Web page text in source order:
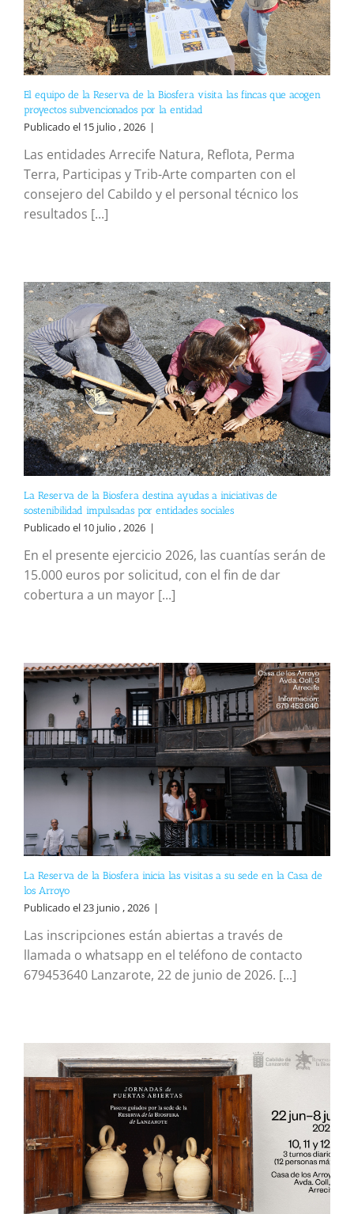
El equipo de la Reserva de la Biosfera visita las fincas que acogen
proyectos subvencionados por la entidad
Publicado el 15 julio , 2026 |
Las entidades Arrecife Natura, Reflota, Perma
Terra, Participas y Trib-Arte comparten con el
consejero del Cabildo y el personal técnico los
resultados [...]
La Reserva de la Biosfera destina ayudas a iniciativas de
sostenibilidad impulsadas por entidades sociales
Publicado el 10 julio , 2026 |
En el presente ejercicio 2026, las cuantías serán de
15.000 euros por solicitud, con el fin de dar
cobertura a un mayor [...]
La Reserva de la Biosfera inicia las visitas a su sede en la Casa de
los Arroyo
Publicado el 23 junio , 2026 |
Las inscripciones están abiertas a través de
llamada o whatsapp en el teléfono de contacto
679453640 Lanzarote, 22 de junio de 2026. [...]